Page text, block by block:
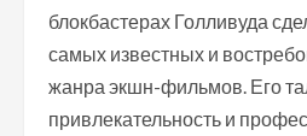
блокбастерах Голливуда
самых известных и
жанра экшн-фильмов. Его
привлекательность и